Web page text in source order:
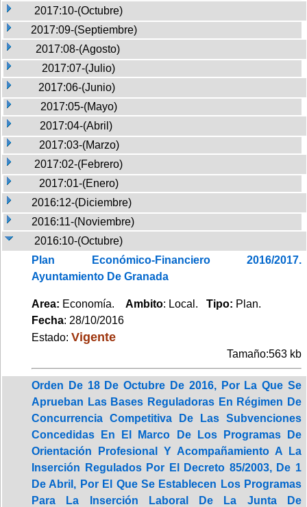
2017:10-(Octubre)
2017:09-(Septiembre)
2017:08-(Agosto)
2017:07-(Julio)
2017:06-(Junio)
2017:05-(Mayo)
2017:04-(Abril)
2017:03-(Marzo)
2017:02-(Febrero)
2017:01-(Enero)
2016:12-(Diciembre)
2016:11-(Noviembre)
2016:10-(Octubre)
Plan Económico-Financiero 2016/2017.
Ayuntamiento De Granada
Area: Economía. Ambito: Local. Tipo: Plan.
Fecha: 28/10/2016
Estado: Vigente
Tamaño:563 kb
Orden De 18 De Octubre De 2016, Por La Que Se
Aprueban Las Bases Reguladoras En Régimen De
Concurrencia Competitiva De Las Subvenciones
Concedidas En El Marco De Los Programas De
Orientación Profesional Y Acompañamiento A La
Inserción Regulados Por El Decreto 85/2003, De 1
De Abril, Por El Que Se Establecen Los Programas
Para La Inserción Laboral De La Junta De